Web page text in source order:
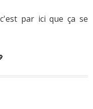
par ici que ça se